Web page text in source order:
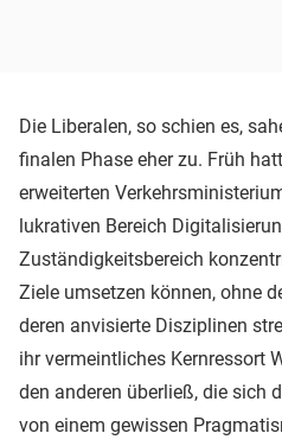
Die Liberalen, so schien es,
finalen Phase eher zu. Früh
erweiterten
lukrativen Bereich
Zuständigkeitsbereich
Ziele umsetzen können, ohne
deren anvisierte Disziplinen
ihr vermeintliches Kernressort
den anderen überließ, die sich
von einem gewissen